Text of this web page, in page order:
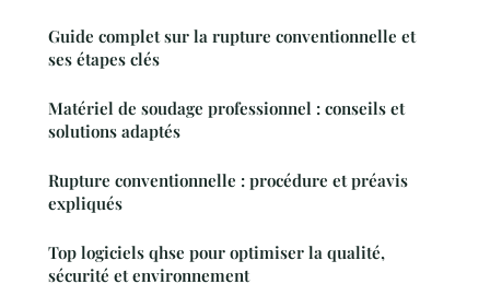
Guide complet sur la rupture conventionnelle et
ses étapes clés
Matériel de soudage professionnel : conseils et
solutions adaptés
Rupture conventionnelle : procédure et préavis
expliqués
Top logiciels qhse pour optimiser la qualité,
sécurité et environnement